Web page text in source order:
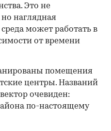
Это не
наглядная
может работать в
от времени
помещения
центры. Названий
очевиден:
по-настоящему